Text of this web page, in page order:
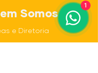
Somos
e Diretoria
1